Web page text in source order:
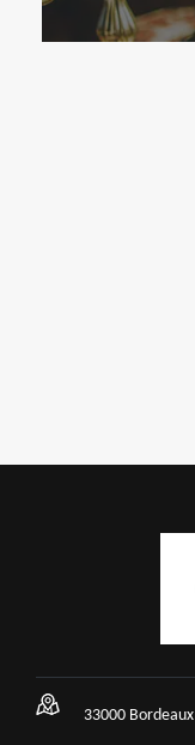
33000 Bordeaux